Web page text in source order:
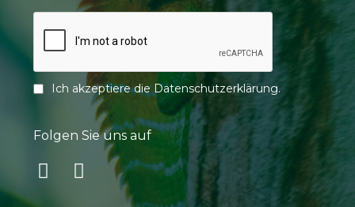
Ich akzeptiere dieDatenschutzerklärung.
Folgen Sie uns auf